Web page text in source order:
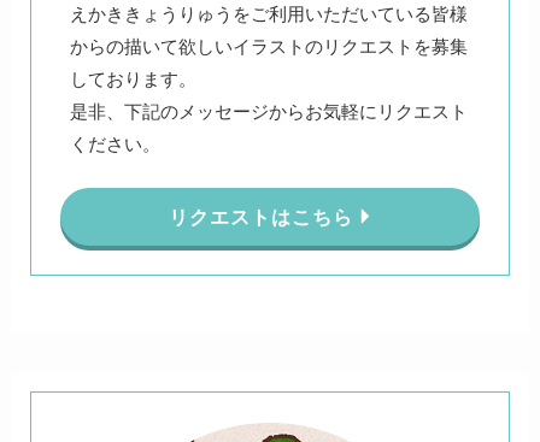
えかききょうりゅうをご利用いただいている皆様
からの描いて欲しいイラストのリクエストを募集
しております。
是非、下記のメッセージからお気軽にリクエスト
ください。
リクエストはこちら